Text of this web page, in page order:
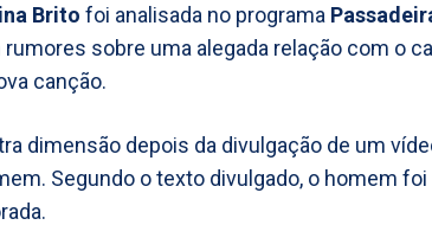
Brito foi analisada no programa
sobre uma alegada relação com o
canção.
dimensão depois da divulgação de um
Segundo o texto divulgado, o homem